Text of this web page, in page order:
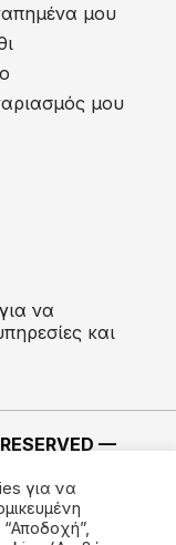
μου
μου
να
και
—
για να